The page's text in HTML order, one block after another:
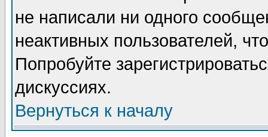
не написали ни одного
неактивных пользователей,
Попробуйте
дискуссиях.
Вернуться к началу